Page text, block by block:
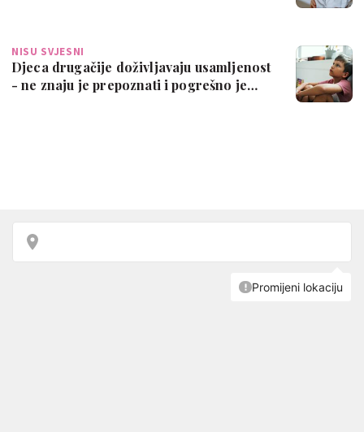
NISU SVJESNI
Djeca drugačije doživljavaju usamljenost
- ne znaju je prepoznati i pogrešno je…